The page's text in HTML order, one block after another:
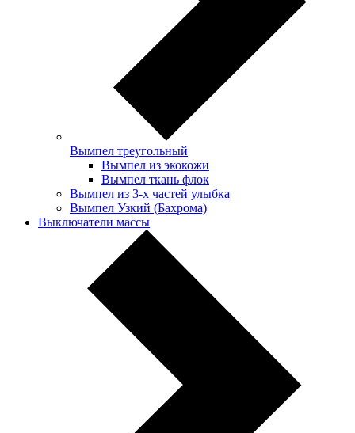
Вымпел треугольный
Вымпел из экокожи
Вымпел ткань флок
Вымпел из 3-х частей улыбка
Вымпел Узкий (Бахрома)
Выключатели массы